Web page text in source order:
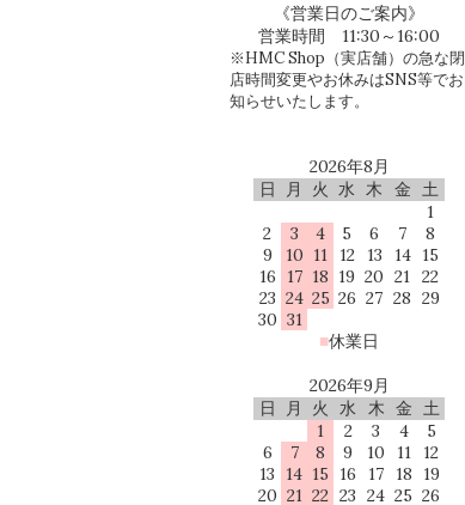
《営業日のご案内》
営業時間 11:30～16:00
※HMC Shop（実店舗）の急な閉
店時間変更やお休みはSNS等でお
知らせいたします。
2026年8月
日
月 火 水 木 金
土
1
2
3 4 5 6 7
8
9
10 11 12 13 14 15
16
17 18 19 20 21
22
23 24 25 26 27 28 29
30 31
■休業日
2026年9月
日
月 火 水 木 金
土
1
2 3 4
5
6
7 8 9 10 11
12
13
14 15 16 17 18
19
20 21 22 23 24 25 26